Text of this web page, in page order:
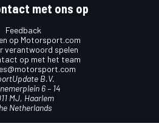
met ons op
Feedback
op Motorsport.com
verantwoord spelen
op met het team
B.V.
6 – 14
MJ, Haarlem
Netherlands